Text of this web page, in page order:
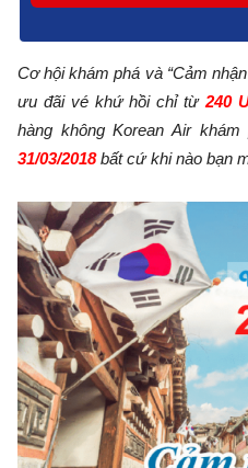
Cơ hội khám phá và “Cảm
ưu đãi vé khứ hồi chỉ từ 240
hàng không Korean Air
31/03/2018bất cứ khi nào bạn